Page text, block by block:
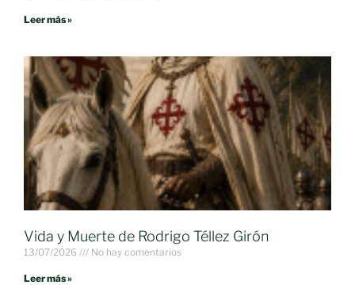
Leer más »
Vida y Muerte de Rodrigo Téllez Girón
13/07/2026 No hay comentarios
Leer más »